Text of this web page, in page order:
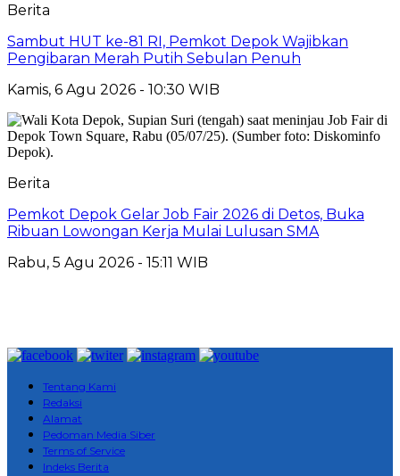
Berita
Sambut HUT ke-81 RI, Pemkot Depok Wajibkan
Pengibaran Merah Putih Sebulan Penuh
Kamis, 6 Agu 2026 - 10:30 WIB
Berita
Pemkot Depok Gelar Job Fair 2026 di Detos, Buka
Ribuan Lowongan Kerja Mulai Lulusan SMA
Rabu, 5 Agu 2026 - 15:11 WIB
Tentang Kami
Redaksi
Alamat
Pedoman Media Siber
Terms of Service
Indeks Berita